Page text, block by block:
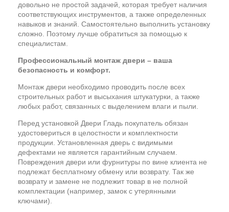
довольно не простой задачей, которая требует наличия
соответствующих инструментов, а также определенных
навыков и знаний. Самостоятельно выполнить установку
сложно. Поэтому лучше обратиться за помощью к
специалистам.
Профессиональный монтаж двери – ваша
безопасность и комфорт.
Монтаж двери необходимо проводить после всех
строительных работ и высыхания штукатурки, а также
любых работ, связанных с выделением влаги и пыли.
Перед установкой Двери Гладь покупатель обязан
удостовериться в целостности и комплектности
продукции. Установленная дверь с видимыми
дефектами не является гарантийным случаем.
Повреждения двери или фурнитуры по вине клиента не
подлежат бесплатному обмену или возврату. Так же
возврату и замене не подлежит товар в не полной
комплектации (например, замок с утерянными
ключами).